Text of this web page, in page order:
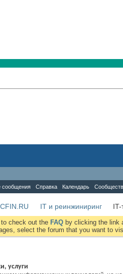
сообщения Справка Календарь
IT и реинжиниринг IT-
check out the FAQ by clicking the link
select the forum that you want to
услуги